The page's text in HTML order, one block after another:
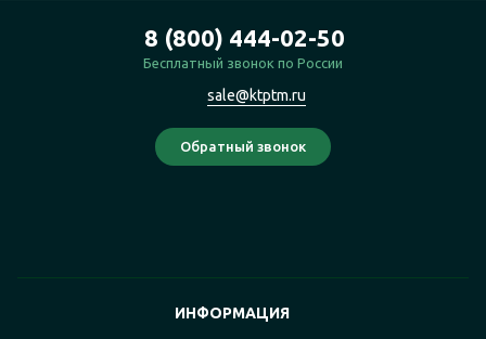
8 (800) 444-02-50
Бесплатный звонок по России
sale@ktptm.ru
ИНФОРМАЦИЯ